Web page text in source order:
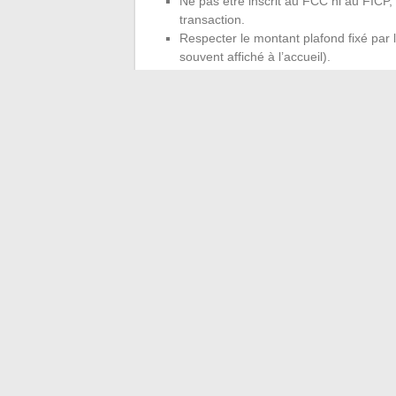
transaction.
Respecter le montant plafond fixé par
souvent affiché à l’accueil).